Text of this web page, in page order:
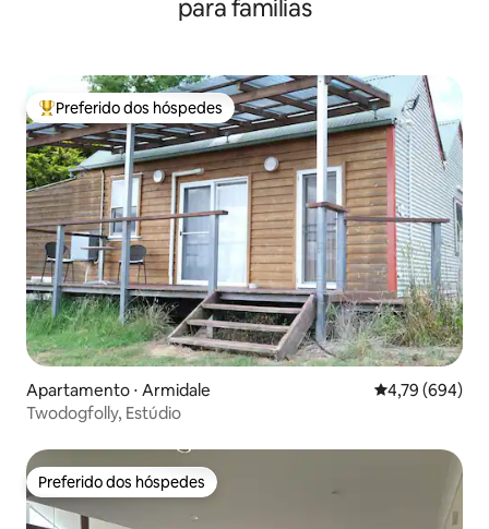
para famílias
Entre os melhores preferidos dos hóspedes
Preferido dos hóspedes
Apartamento ⋅ Armidale 4,79 de uma
4,79 (694)
Twodogfolly, Estúdio
Preferido dos hóspedes
Preferido dos hóspedes